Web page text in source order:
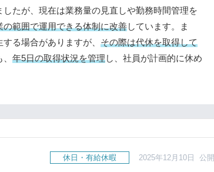
たが、現在は業務量の見直しや勤務時間管理を
範囲で運用できる体制に改善しています。ま
る場合がありますが、 その際は代休を取得して
年5日の取得状況を管理し、社員が計画的に休め
休日・有給休暇 2025年12月10日 公開